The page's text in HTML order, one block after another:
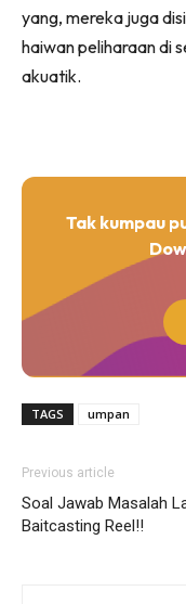
yang, mereka juga
haiwan peliharaan di
akuatik.
Tak kumpau
TAGS umpan
Previous article
Soal Jawab Masalah
Baitcasting Reel!!